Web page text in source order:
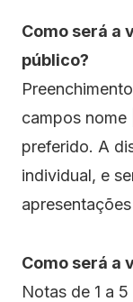
Como será a
público?
campos nome
preferido. A
individual, e
Como será a
Notas de 1 a